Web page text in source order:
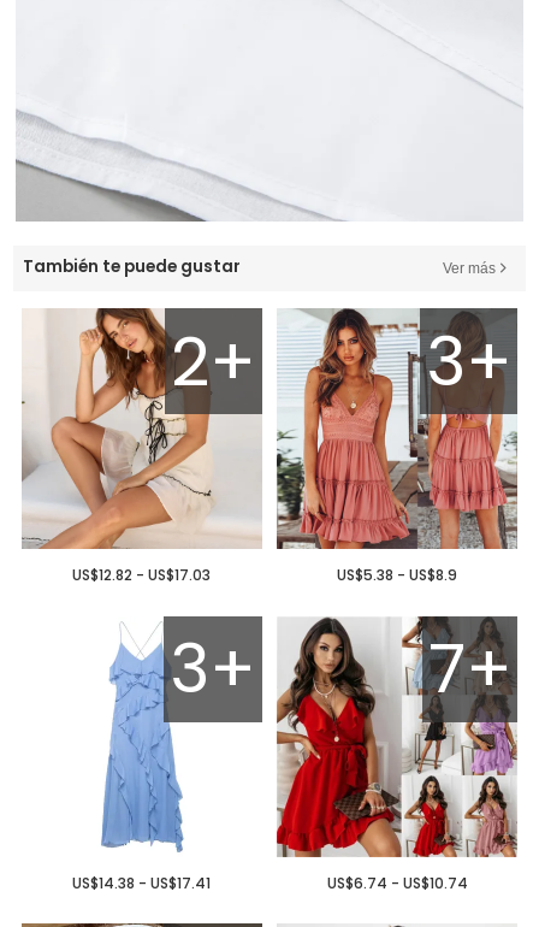
También te puede gustar Ver más
2+
US$12.82 - US$17.03
3+
US$5.38 - US$8.9
3+
US$14.38 - US$17.41
7+
US$6.74 - US$10.74